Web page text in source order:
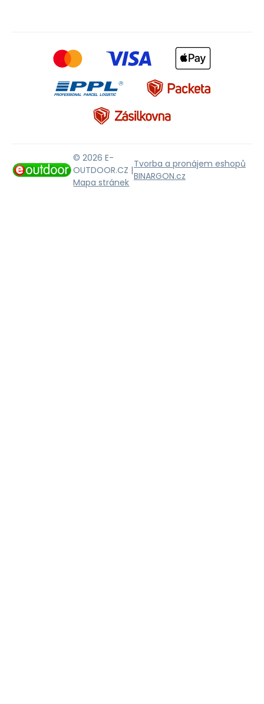
© 2026 E-
OUTDOOR.CZ |
Mapa stránek
Tvorba a pronájem eshopů
BINARGON.cz